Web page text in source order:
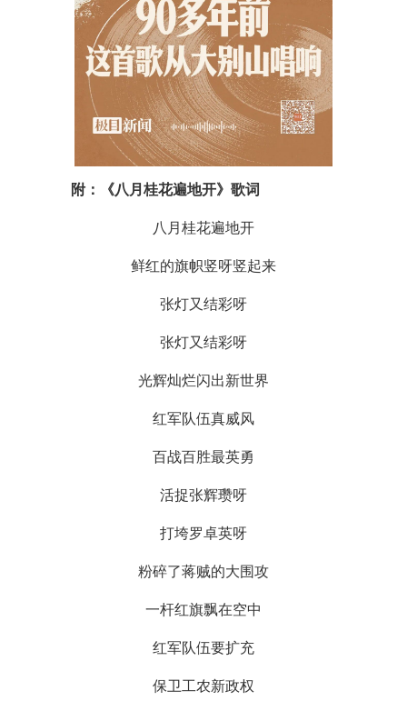
附：《八月桂花遍地开》歌词
八月桂花遍地开
鲜红的旗帜竖呀竖起来
张灯又结彩呀
张灯又结彩呀
光辉灿烂闪出新世界
红军队伍真威风
百战百胜最英勇
活捉张辉瓒呀
打垮罗卓英呀
粉碎了蒋贼的大围攻
一杆红旗飘在空中
红军队伍要扩充
保卫工农新政权